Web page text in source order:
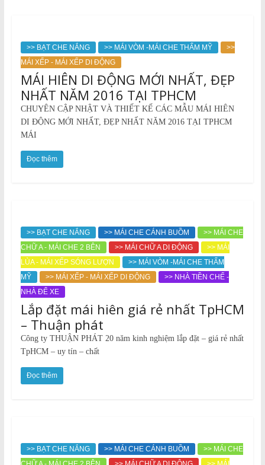
>> BẠT CHE NẮNG >> MÁI VÒM -MÁI CHE THẨM MỸ
>>
MÁI XẾP - MÁI XẾP DI ĐỘNG
MÁI HIÊN DI ĐỘNG MỚI NHẤT, ĐẸP
NHẤT NĂM 2016 TẠI TPHCM
CHUYÊN CẬP NHẬT VÀ THIẾT KẾ CÁC MẪU MÁI HIÊN
DI ĐỘNG MỚI NHẤT, ĐẸP NHẤT NĂM 2016 TẠI TPHCM
MÁI
Đọc thêm
>> BẠT CHE NẮNG >> MÁI CHE CÁNH BUỒM
>> MÁI CHE
CHỮ A - MÁI CHE 2 BÊN
>> MÁI CHỮ A DI ĐỘNG
>> MÁI
LÙA - MÁI XẾP SÓNG LƯỢN
>> MÁI VÒM -MÁI CHE THẨM
MỸ
>> MÁI XẾP - MÁI XẾP DI ĐỘNG
>> NHÀ TIỀN CHẾ -
NHÀ ĐỂ XE
Lắp đặt mái hiên giá rẻ nhất TpHCM
– Thuận phát
Công ty THUẬN PHÁT 20 năm kinh nghiệm lắp đặt – giá rẻ nhất
TpHCM – uy tín – chất
Đọc thêm
>> BẠT CHE NẮNG >> MÁI CHE CÁNH BUỒM
>> MÁI CHE